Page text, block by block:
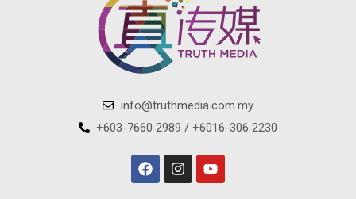
info@truthmedia.com.my
+603-7660 2989 / +6016-306 2230